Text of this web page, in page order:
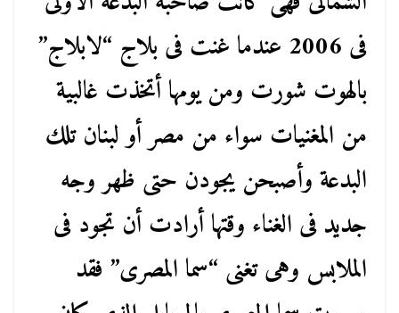
فى 2006 عندما غنت فى بلاج “لابلاج”
بالهوت شورت ومن يومها أتخذت غالبية
من المغنيات سواء من مصر أو لبنان تلك
البدعة وأصبحن يجودن حتى ظهر وجه
جديد فى الغناء وقتها أرادت أن تجود فى
الملابس وهى تغنى “سما المصرى” فقد